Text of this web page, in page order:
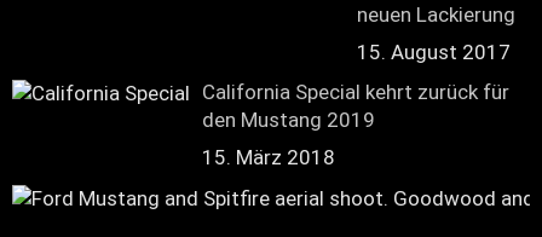
neuen Lackierung
15. August 2017
California Special kehrt zurück für
den Mustang 2019
15. März 2018